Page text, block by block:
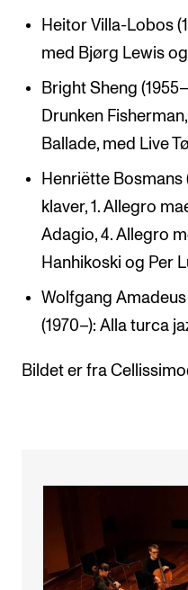
Heitor Villa-Lobos
med Bjørg Lewis
Bright Sheng
Drunken
Ballade, med Live
Henriëtte Bosmans
klaver, 1. Allegro
Adagio, 4. Allegro
Hanhikoski og Per
Wolfgang Amadeus
(1970–): Alla turca
Bildet er fra